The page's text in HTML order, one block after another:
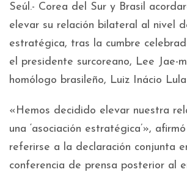
Seúl.- Corea del Sur y Brasil
elevar su relación bilateral al nivel
estratégica, tras la cumbre
el presidente surcoreano, Lee Jae-
homólogo brasileño, Luiz Inácio
«Hemos decidido elevar nuestra
una ‘asociación estratégica’»,
referirse a la declaración conjunta
conferencia de prensa posterior al